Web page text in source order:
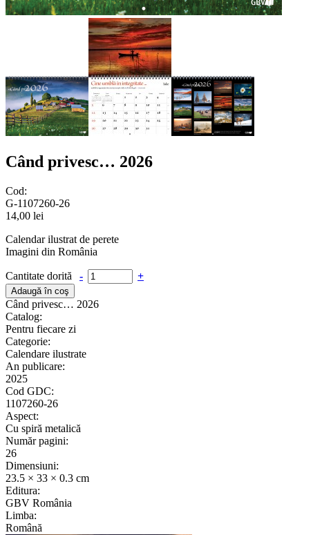
Când privesc… 2026
Cod:
G-1107260-26
14,00 lei
Calendar ilustrat de perete
Imagini din România
Cantitate dorită - +
Când privesc… 2026
Catalog:
Pentru fiecare zi
Categorie:
Calendare ilustrate
An publicare:
2025
Cod GDC:
1107260-26
Aspect:
Cu spiră metalică
Număr pagini:
26
Dimensiuni:
23.5 × 33 × 0.3 cm
Editura:
GBV România
Limba:
Română